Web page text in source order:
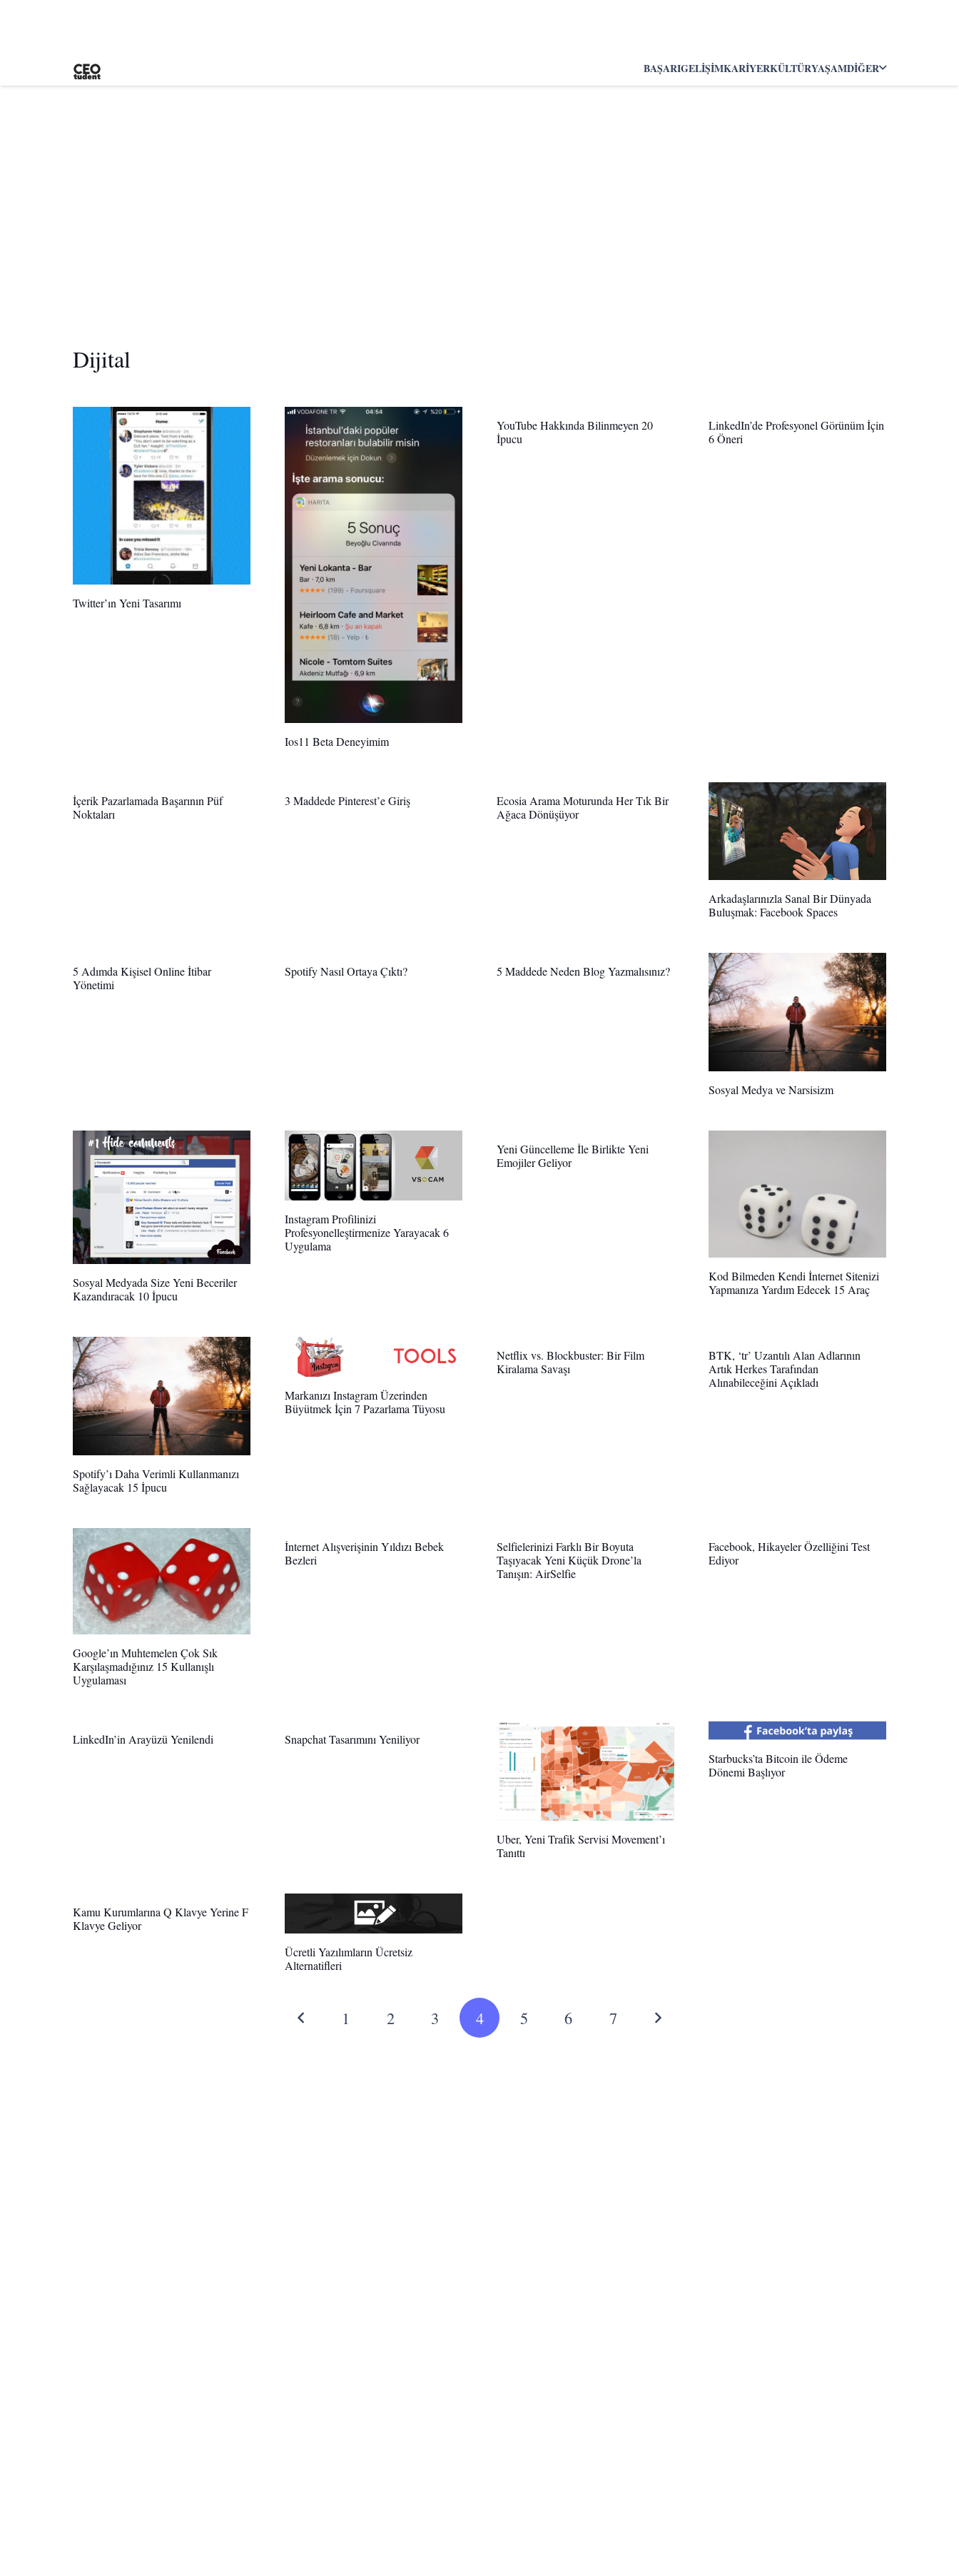
BAŞARIGELIŞIMKARIYERKÜLTÜRYAŞAMDIĞER
Dijital
Twitter’ın Yeni Tasarımı
Ios11 Beta Deneyimim
YouTube Hakkında Bilinmeyen 20
İpucu
LinkedIn’de Profesyonel Görünüm İçin
6 Öneri
İçerik Pazarlamada Başarının Püf
Noktaları
3 Maddede Pinterest’e Giriş
Ecosia Arama Moturunda Her Tık Bir
Ağaca Dönüşüyor
Arkadaşlarınızla Sanal Bir Dünyada
Buluşmak: Facebook Spaces
5 Adımda Kişisel Online İtibar
Yönetimi
Spotify Nasıl Ortaya Çıktı? 5 Maddede Neden Blog Yazmalısınız?
Sosyal Medya ve Narsisizm
Sosyal Medyada Size Yeni Beceriler
Kazandıracak 10 İpucu
Instagram Profilinizi
Profesyonelleştirmenize Yarayacak 6
Uygulama
Yeni Güncelleme İle Birlikte Yeni
Emojiler Geliyor
Kod Bilmeden Kendi İnternet Sitenizi
Yapmanıza Yardım Edecek 15 Araç
Spotify’ı Daha Verimli Kullanmanızı
Sağlayacak 15 İpucu
Markanızı Instagram Üzerinden
Büyütmek İçin 7 Pazarlama Tüyosu
Netflix vs. Blockbuster: Bir Film
Kiralama Savaşı
BTK, ‘tr’ Uzantılı Alan Adlarının
Artık Herkes Tarafından
Alınabileceğini Açıkladı
Google’ın Muhtemelen Çok Sık
Karşılaşmadığınız 15 Kullanışlı
Uygulaması
İnternet Alışverişinin Yıldızı Bebek
Bezleri
Selfielerinizi Farklı Bir Boyuta
Taşıyacak Yeni Küçük Drone’la
Tanışın: AirSelfie
Facebook, Hikayeler Özelliğini Test
Ediyor
LinkedIn’in Arayüzü Yenilendi Snapchat Tasarımını Yeniliyor
Uber, Yeni Trafik Servisi Movement’ı
Tanıttı
Starbucks’ta Bitcoin ile Ödeme
Dönemi Başlıyor
Kamu Kurumlarına Q Klavye Yerine F
Klavye Geliyor
Ücretli Yazılımların Ücretsiz
Alternatifleri
1 2 3 4 5 6 7